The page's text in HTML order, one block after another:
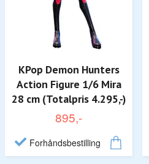
KPop Demon Hunters
Action Figure 1/6 Mira
28 cm (Totalpris 4.295,-)
895,-
Forhåndsbestilling